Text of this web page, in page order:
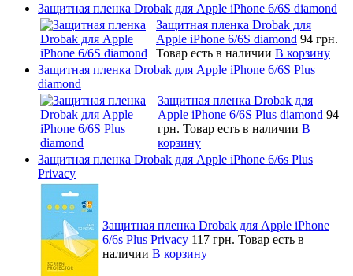
Защитная пленка Drobak для Apple iPhone 6/6S diamond
Защитная пленка Drobak для
Apple iPhone 6/6S diamond 94 грн.
Товар есть в наличии В корзину
Защитная пленка Drobak для Apple iPhone 6/6S Plus
diamond
Защитная пленка Drobak для
Apple iPhone 6/6S Plus diamond 94
грн. Товар есть в наличии В
корзину
Защитная пленка Drobak для Apple iPhone 6/6s Plus
Privacy
Защитная пленка Drobak для Apple iPhone
6/6s Plus Privacy 117 грн. Товар есть в
наличии В корзину